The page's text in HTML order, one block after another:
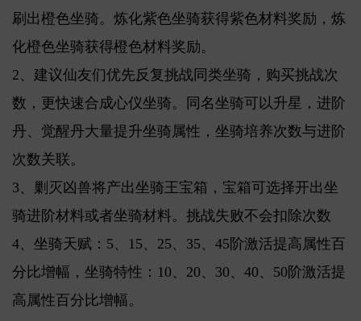
刷出橙色坐骑。炼化紫色坐骑获得紫色材料奖励，炼
化橙色坐骑获得橙色材料奖励。
2、建议仙友们优先反复挑战同类坐骑，购买挑战次
数，更快速合成心仪坐骑。同名坐骑可以升星，进阶
丹、觉醒丹大量提升坐骑属性，坐骑培养次数与进阶
次数关联。
3、剿灭凶兽将产出坐骑王宝箱，宝箱可选择开出坐
骑进阶材料或者坐骑材料。挑战失败不会扣除次数
4、坐骑天赋：5、15、25、35、45阶激活提高属性百
分比增幅，坐骑特性：10、20、30、40、50阶激活提
高属性百分比增幅。